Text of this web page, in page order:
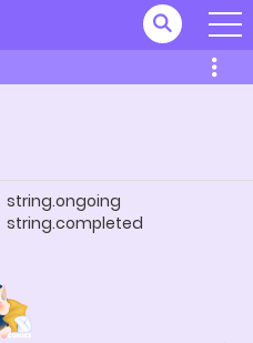
string.ongoing
string.completed